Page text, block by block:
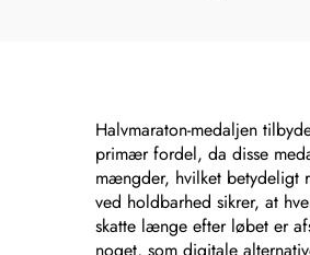
Halvmaraton-medaljen
primær fordel, da disse
mængder, hvilket betydeligt
ved holdbarhed sikrer, at
skatte længe efter løbet er